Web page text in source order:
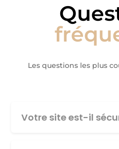
Les questions les plus
Votre site est-il